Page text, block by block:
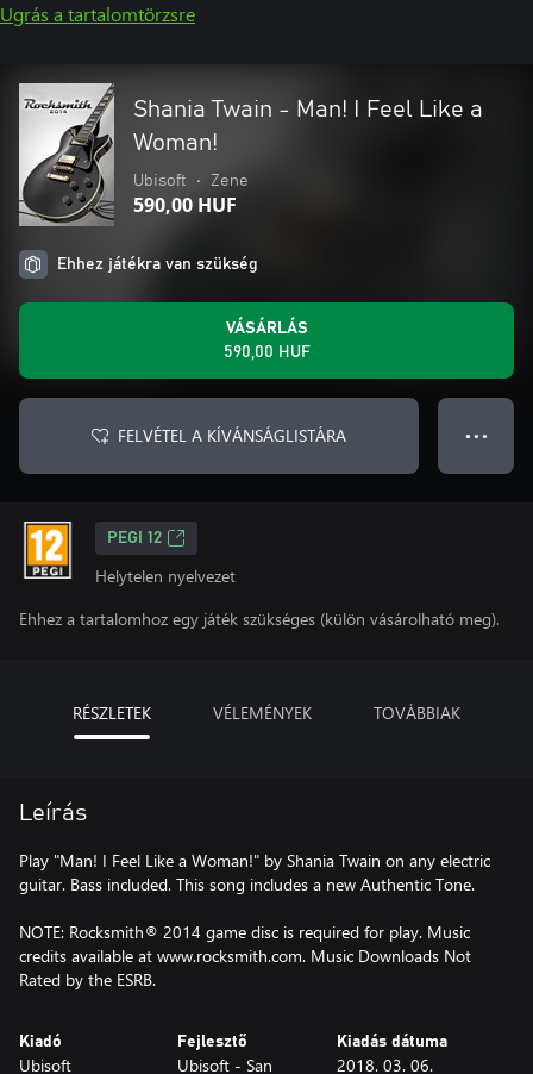
Ugrás a tartalomtörzsre
Shania Twain - Man! I Feel Like a
Woman!
Ubisoft • Zene
590,00 HUF
Ehhez játékra van szükség
VÁSÁRLÁS
590,00 HUF
FELVÉTEL A KÍVÁNSÁGLISTÁRA ● ● ●
PEGI 12
Helytelen nyelvezet
Ehhez a tartalomhoz egy játék szükséges (külön vásárolható meg).
RÉSZLETEK VÉLEMÉNYEK TOVÁBBIAK
Leírás
Play "Man! I Feel Like a Woman!" by Shania Twain on any electric
guitar. Bass included. This song includes a new Authentic Tone.
NOTE: Rocksmith® 2014 game disc is required for play. Music
credits available at www.rocksmith.com. Music Downloads Not
Rated by the ESRB.
Kiadó
Ubisoft
Fejlesztő
Ubisoft - San
Kiadás dátuma
2018. 03. 06.